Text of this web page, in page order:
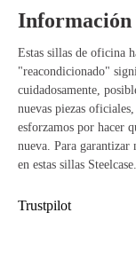
Ventajas de la
V1
El respaldo flexible
soporte óptimo.
El soporte lumbar
molestias físicas.
Ajusta fácilmente
de trabajo saludable
apariencia elegante
Información
Estas sillas de oficina
"reacondicionado"
cuidadosamente,
nuevas piezas
esforzamos por hacer
nueva. Para garantizar
en estas sillas Steelcase.
Trustpilot